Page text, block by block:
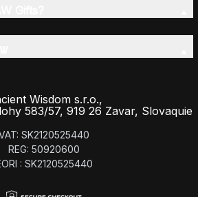
Wisdom s.r.o.,
583/57, 919 26 Zavar, Slovaquie
SK2120525440
REG: 50920600
: SK2120525440